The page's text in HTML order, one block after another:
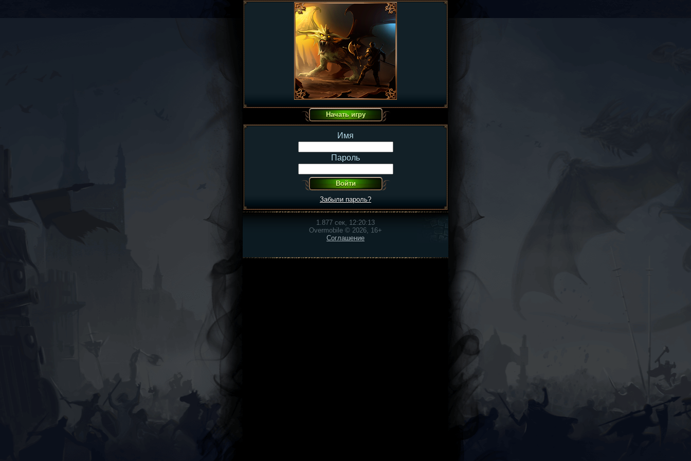
Имя
Пароль
Забыли пароль?
1.877 сек, 12:20:13
Overmobile © 2026, 16+
Соглашение